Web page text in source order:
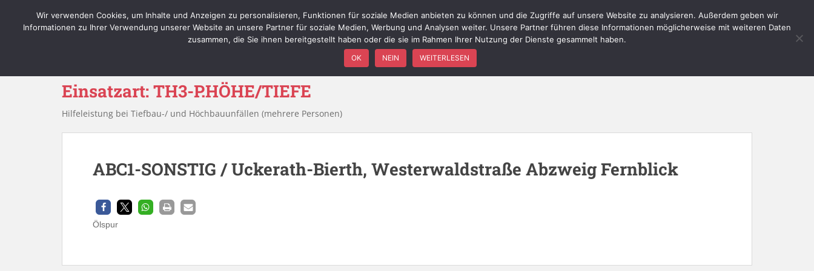
WIR ÜBER UNS FÖRDERVEREIN FAHRZEUGE EINSÄTZE AKTUELLES SERVICE KONTAKT
Einsatzart:TH3-P.HÖHE/TIEFE
Hilfeleistung bei Tiefbau-/ und Höchbauunfällen (mehrere Personen)
ABC1-SONSTIG / Uckerath-Bierth, Westerwaldstraße Abzweig Fernblick
Ölspur
Wir verwenden Cookies, um Inhalte und Anzeigen zu personalisieren, Funktionen für soziale Medien anbieten zu können und die Zugriffe auf unsere Website zu analysieren. Außerdem geben wir
Informationen zu Ihrer Verwendung unserer Website an unsere Partner für soziale Medien, Werbung und Analysen weiter. Unsere Partner führen diese Informationen möglicherweise mit weiteren Daten
zusammen, die Sie ihnen bereitgestellt haben oder die sie im Rahmen Ihrer Nutzung der Dienste gesammelt haben.
OK NEIN WEITERLESEN